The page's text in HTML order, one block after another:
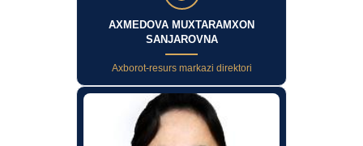
AXMEDOVA MUXTARAMXON
SANJAROVNA
Axborot-resurs markazi direktori